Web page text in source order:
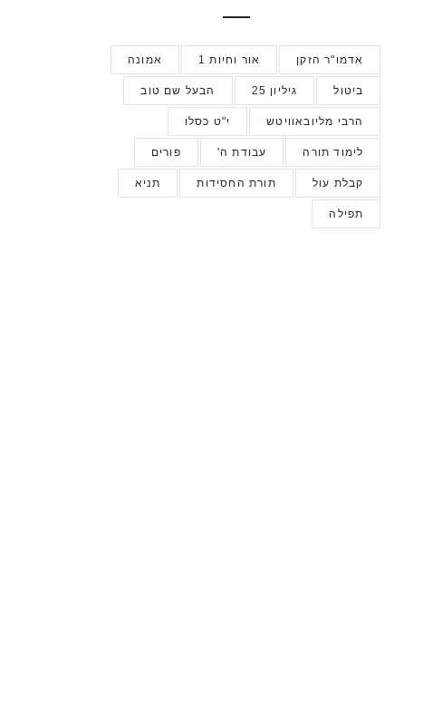
אדמו"ר הזקן אור וחיות 1 אמונה
ביטול גיליון 25 הבעל שם טוב
הרבי מליובאוויטש י"ט כסלו
לימוד תורה עבודת ה' פורים
קבלת עול תורת החסידות תניא
תפילה